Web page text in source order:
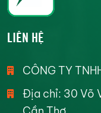
LIÊN HỆ
CÔNG TY
Địa chỉ: 30 Võ